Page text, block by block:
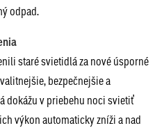
odpad.
staré svietidlá za nové úsporné
bezpečnejšie a
dokážu v priebehu noci svietiť
výkon automaticky zníži a nad